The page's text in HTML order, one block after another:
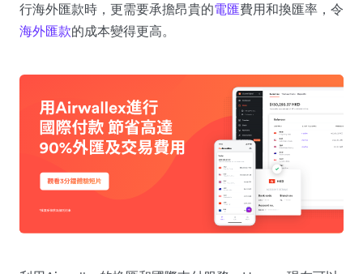
行海外匯款時，更需要承擔昂貴的電匯費用和換匯率，令
海外匯款的成本變得更高。